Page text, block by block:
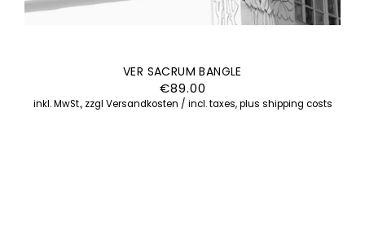
VER SACRUM BANGLE
€89.00
inkl. MwSt., zzgl Versandkosten / incl. taxes, plus shipping costs